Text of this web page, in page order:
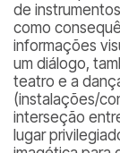
de
como
informações
um diálogo,
teatro e a
(instalações/
interseção
lugar